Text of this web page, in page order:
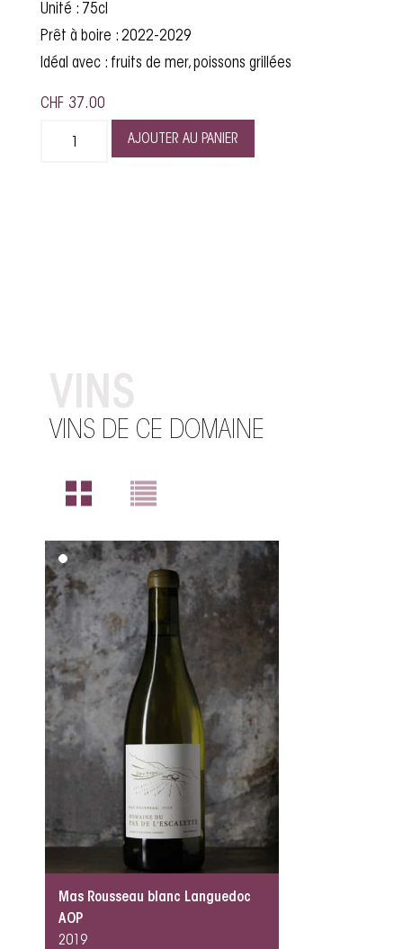
Unité : 75cl
Prêt à boire : 2022-2029
Idéal avec : fruits de mer, poissons grillées
CHF 37.00
AJOUTER AU PANIER
VINS
VINS DE CE DOMAINE
Mas Rousseau blanc Languedoc
AOP
2019